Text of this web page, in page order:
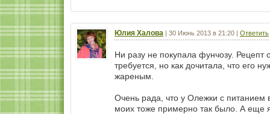
Юлия Халова | 30 Июнь 2013 в 21:20 | Ответить
Ни разу не покупала фунчозу. Рецепт
требуется, но как дочитала, что его
жареным.
Очень рада, что у Олежки с питанием
моих тоже примерно так было. А еще